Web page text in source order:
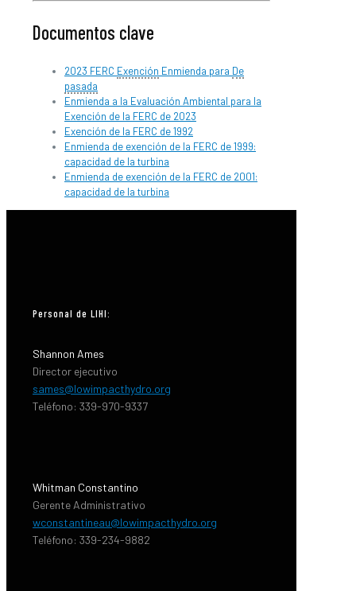
Documentos clave
2023 FERC Exención Enmienda para De
pasada
Enmienda a la Evaluación Ambiental para la
Exención de la FERC de 2023
Exención de la FERC de 1992
Enmienda de exención de la FERC de 1999:
capacidad de la turbina
Enmienda de exención de la FERC de 2001:
capacidad de la turbina
Personal de LIHI:
Shannon Ames
Director ejecutivo
sames@lowimpacthydro.org
Teléfono: 339-970-9337
Whitman Constantino
Gerente Administrativo
wconstantineau@lowimpacthydro.org
Teléfono: 339-234-9882